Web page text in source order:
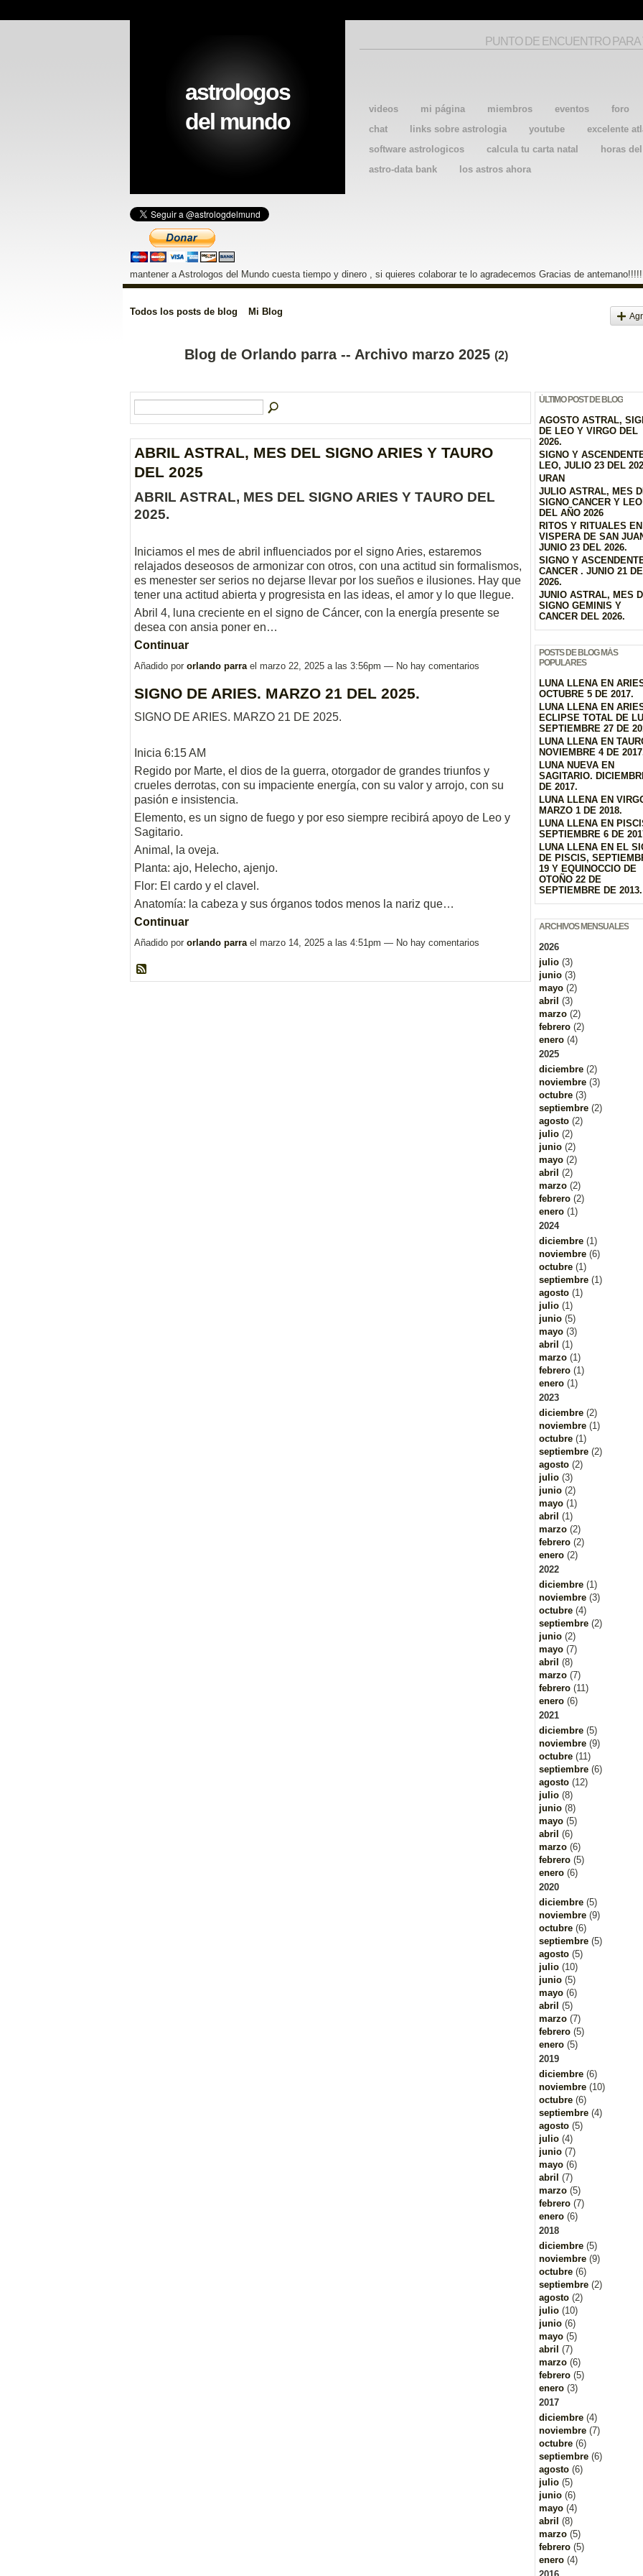
videos mi página miembros eventos foro
chat
links sobre astrologia youtube excelente
software astrologicos
calcula tu carta natal horas
astro-data bank
los astros ahora
astrologos
del mundo
PUNTO DE ENCUENTRO
mantener a Astrologos del Mundo cuesta tiempo y dinero , si quieres colaborar te lo agradecemos Gracias de
Todos los posts de blog Mi Blog
Blog de Orlando parra -- Archivo marzo 2025 (2)
ABRIL ASTRAL, MES DEL SIGNO ARIES Y TAURO
DEL 2025
ABRIL ASTRAL, MES DEL SIGNO ARIES Y TAURO DEL
2025.
Iniciamos el mes de abril influenciados por el signo Aries, estaremos
relajados deseosos de armonizar con otros, con una actitud sin formalismos,
es menester ser serios no dejarse llevar por los sueños e ilusiones. Hay que
tener una actitud abierta y progresista en las ideas, el amor y lo que llegue.
Abril 4, luna creciente en el signo de Cáncer, con la energía presente se
desea con ansia poner en…
Continuar
Añadido por orlando parra el marzo 22, 2025 a las 3:56pm — No hay comentarios
SIGNO DE ARIES. MARZO 21 DEL 2025.
SIGNO DE ARIES. MARZO 21 DE 2025.
Inicia 6:15 AM
Regido por Marte, el dios de la guerra, otorgador de grandes triunfos y
crueles derrotas, con su impaciente energía, con su valor y arrojo, con su
pasión e insistencia.
Elemento, es un signo de fuego y por eso siempre recibirá apoyo de Leo y
Sagitario.
Animal, la oveja.
Planta: ajo, Helecho, ajenjo.
Flor: El cardo y el clavel.
Anatomía: la cabeza y sus órganos todos menos la nariz que…
Continuar
Añadido por orlando parra el marzo 14, 2025 a las 4:51pm — No hay comentarios
ÚLTIMO POST DE BLOG
AGOSTO ASTRAL,
DE LEO Y VIRGO DEL
2026.
SIGNO Y
LEO, JULIO 23 DEL
URAN
JULIO ASTRAL, MES
SIGNO CANCER Y LEO
DEL AÑO 2026
RITOS Y RITUALES
VISPERA DE SAN
JUNIO 23 DEL 2026.
SIGNO Y
CANCER . JUNIO 21
2026.
JUNIO ASTRAL, MES
SIGNO GEMINIS Y
CANCER DEL 2026.
POSTS DE BLOG MÁS
POPULARES
LUNA LLENA EN
OCTUBRE 5 DE 2017.
LUNA LLENA EN
ECLIPSE TOTAL DE
SEPTIEMBRE 27 DE
LUNA LLENA EN
NOVIEMBRE 4 DE
LUNA NUEVA EN
SAGITARIO.
DE 2017.
LUNA LLENA EN
MARZO 1 DE 2018.
LUNA LLENA EN
SEPTIEMBRE 6 DE
LUNA LLENA EN EL
DE PISCIS,
19 Y EQUINOCCIO DE
OTOÑO 22 DE
SEPTIEMBRE DE 2013.
ARCHIVOS MENSUALES
2026
julio (3)
junio (3)
mayo (2)
abril (3)
marzo (2)
febrero (2)
enero (4)
2025
diciembre (2)
noviembre (3)
octubre (3)
septiembre (2)
agosto (2)
julio (2)
junio (2)
mayo (2)
abril (2)
marzo (2)
febrero (2)
enero (1)
2024
diciembre (1)
noviembre (6)
octubre (1)
septiembre (1)
agosto (1)
julio (1)
junio (5)
mayo (3)
abril (1)
marzo (1)
febrero (1)
enero (1)
2023
diciembre (2)
noviembre (1)
octubre (1)
septiembre (2)
agosto (2)
julio (3)
junio (2)
mayo (1)
abril (1)
marzo (2)
febrero (2)
enero (2)
2022
diciembre (1)
noviembre (3)
octubre (4)
septiembre (2)
junio (2)
mayo (7)
abril (8)
marzo (7)
febrero (11)
enero (6)
2021
diciembre (5)
noviembre (9)
octubre (11)
septiembre (6)
agosto (12)
julio (8)
junio (8)
mayo (5)
abril (6)
marzo (6)
febrero (5)
enero (6)
2020
diciembre (5)
noviembre (9)
octubre (6)
septiembre (5)
agosto (5)
julio (10)
junio (5)
mayo (6)
abril (5)
marzo (7)
febrero (5)
enero (5)
2019
diciembre (6)
noviembre (10)
octubre (6)
septiembre (4)
agosto (5)
julio (4)
junio (7)
mayo (6)
abril (7)
marzo (5)
febrero (7)
enero (6)
2018
diciembre (5)
noviembre (9)
octubre (6)
septiembre (2)
agosto (2)
julio (10)
junio (6)
mayo (5)
abril (7)
marzo (6)
febrero (5)
enero (3)
2017
diciembre (4)
noviembre (7)
octubre (6)
septiembre (6)
agosto (6)
julio (5)
junio (6)
mayo (4)
abril (8)
marzo (5)
febrero (5)
enero (4)